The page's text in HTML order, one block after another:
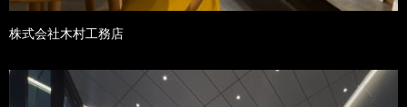
株式会社木村工務店